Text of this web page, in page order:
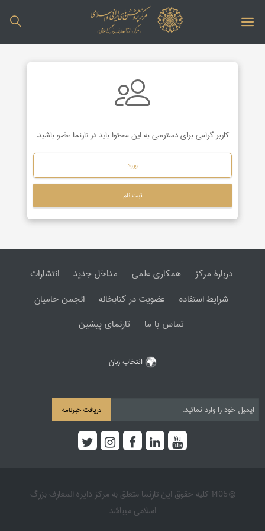
کاربر گرامی برای دسترسی به این محتوا باید در تارنما عضو باشید.
ورود
ثبت نام
دربارۀ مرکز همکاری علمی مداخل جدید
انتشارات
شرایط استفاده
عضویت در کتابخانه
انجمن حامیان
تماس با ما
تارنمای پیشین
انتخاب زبان
دریافت خبرنامه
© 1405 کلیه حقوق این تارنما متعلق به مرکز دایره المعارف بزرگ
اسلامی میباشد